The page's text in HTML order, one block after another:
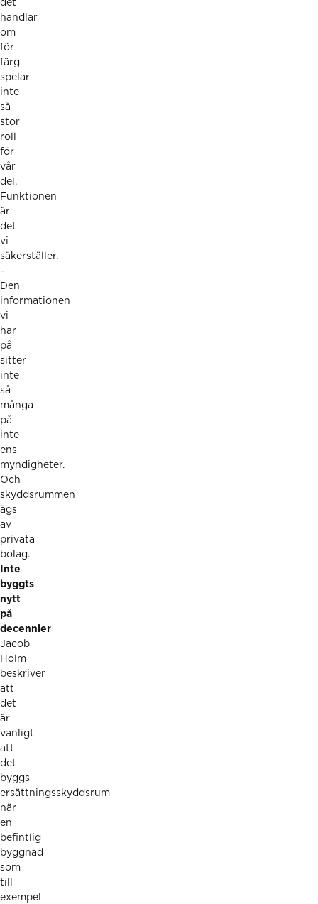
det
handlar
om
för
färg
spelar
inte
så
stor
roll
för
vår
del.
Funktionen
är
det
vi
säkerställer.
–
Den
informationen
vi
har
på
sitter
inte
så
många
på
inte
ens
myndigheter.
Och
skyddsrummen
ägs
av
privata
bolag.
Inte
byggts
nytt
på
decennier
Jacob
Holm
beskriver
att
det
är
vanligt
att
det
byggs
ersättningsskyddsrum
när
en
befintlig
byggnad
som
till
exempel